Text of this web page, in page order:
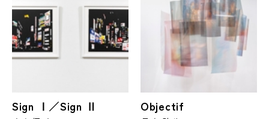
Sign Ⅰ／Sign Ⅱ Objectif